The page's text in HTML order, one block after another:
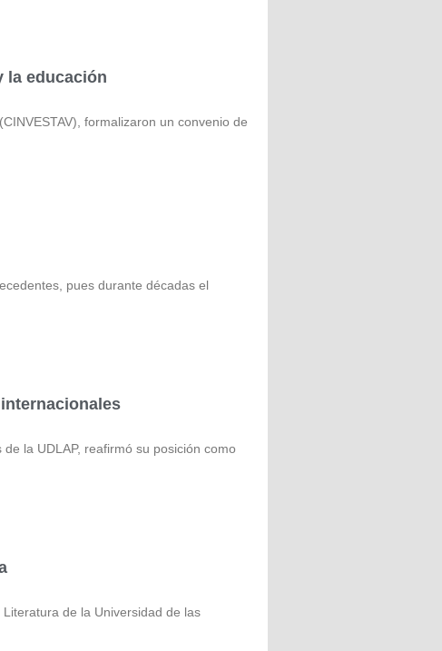
la educación
formalizaron un convenio de
pues durante décadas el
la UDLAP, reafirmó su posición como
de la Universidad de las